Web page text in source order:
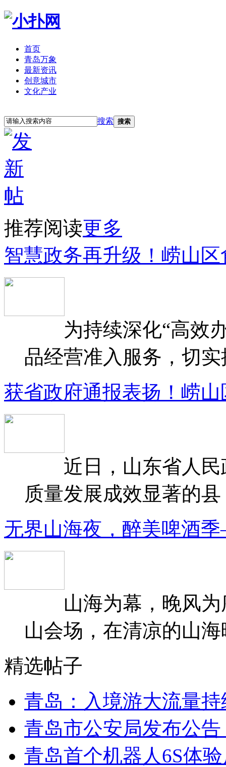
首页
青岛万象
最新资讯
创意城市
文化产业
搜索 搜索
推荐阅读更多
智慧政务再升级！崂山
为持续深化“高效办
品经营准入服务，切
获省政府通报表扬！崂
近日，山东省人民
质量发展成效显著的
无界山海夜，醉美啤酒
山海为幕，晚风为
山会场，在清凉的山
精选帖子
青岛：入境游大流量
青岛市公安局发布公
青岛首个机器人6S体